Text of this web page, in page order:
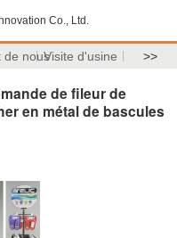
Co., Ltd.
de nousVisite d'usine >>
de fileur de
en métal de bascules